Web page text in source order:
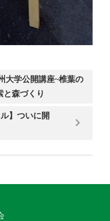
大学公開講座~椎葉の
と森づくり
】ついに開